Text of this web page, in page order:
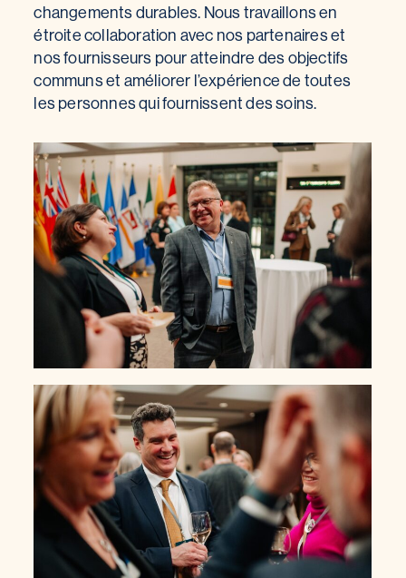
changements durables. Nous travaillons en
étroite collaboration avec nos partenaires et
nos fournisseurs pour atteindre des objectifs
communs et améliorer l’expérience de toutes
les personnes qui fournissent des soins.